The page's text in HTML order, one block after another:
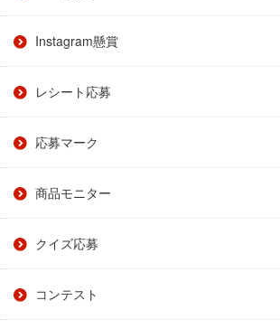
Instagram懸賞
レシート応募
応募マーク
商品モニター
クイズ応募
コンテスト